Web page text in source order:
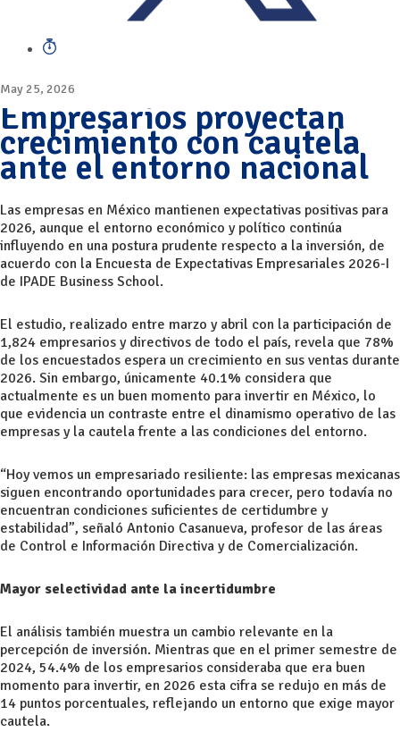
May 25, 2026
Empresarios proyectan
crecimiento con cautela
ante el entorno nacional
Las empresas en México mantienen expectativas positivas para
2026, aunque el entorno económico y político continúa
influyendo en una postura prudente respecto a la inversión, de
acuerdo con la Encuesta de Expectativas Empresariales 2026-I
de IPADE Business School.
El estudio, realizado entre marzo y abril con la participación de
1,824 empresarios y directivos de todo el país, revela que 78%
de los encuestados espera un crecimiento en sus ventas durante
2026. Sin embargo, únicamente 40.1% considera que
actualmente es un buen momento para invertir en México, lo
que evidencia un contraste entre el dinamismo operativo de las
empresas y la cautela frente a las condiciones del entorno.
“Hoy vemos un empresariado resiliente: las empresas mexicanas
siguen encontrando oportunidades para crecer, pero todavía no
encuentran condiciones suficientes de certidumbre y
estabilidad”, señaló Antonio Casanueva, profesor de las áreas
de Control e Información Directiva y de Comercialización.
Mayor selectividad ante la incertidumbre
El análisis también muestra un cambio relevante en la
percepción de inversión. Mientras que en el primer semestre de
2024, 54.4% de los empresarios consideraba que era buen
momento para invertir, en 2026 esta cifra se redujo en más de
14 puntos porcentuales, reflejando un entorno que exige mayor
cautela.